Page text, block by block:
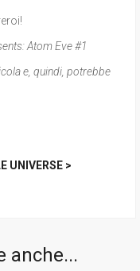
Atom Eve #1
e, quindi, potrebbe
UNIVERSE >
anche...